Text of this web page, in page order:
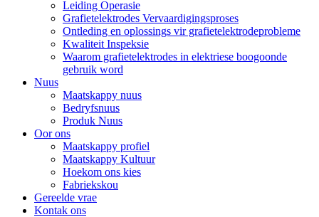
Leiding Operasie
Grafietelektrodes Vervaardigingsproses
Ontleding en oplossings vir grafietelektrodeprobleme
Kwaliteit Inspeksie
Waarom grafietelektrodes in elektriese boogoonde
gebruik word
Nuus
Maatskappy nuus
Bedryfsnuus
Produk Nuus
Oor ons
Maatskappy profiel
Maatskappy Kultuur
Hoekom ons kies
Fabriekskou
Gereelde vrae
Kontak ons